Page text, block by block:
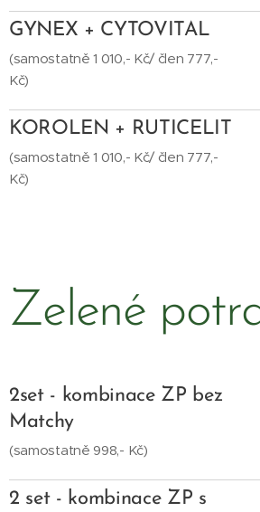
GYNEX + CYTOVITAL
(samostatně 1 010,- Kč/ člen 777,-
Kč)
KOROLEN + RUTICELIT
(samostatně 1 010,- Kč/ člen 777,-
Kč)
Zelené
2set - kombinace ZP bez
Matchy
(samostatně 998,- Kč)
2 set - kombinace ZP s